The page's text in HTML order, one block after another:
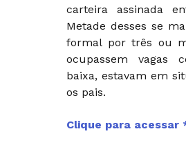
carteira assinada
Metade desses se
formal por três ou
ocupassem vagas
baixa, estavam em
os pais.
Clique para acessar